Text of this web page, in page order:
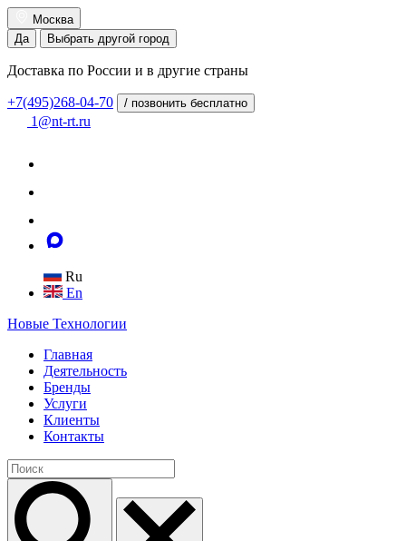
Москва
Да
Выбрать другой город
Доставка по России и в другие страны
+7(495)268-04-70 / позвонить бесплатно
1@nt-rt.ru
Ru
En
Новые Технологии
Главная
Деятельность
Бренды
Услуги
Клиенты
Контакты